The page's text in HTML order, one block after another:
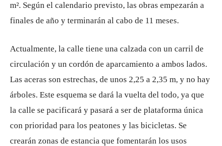
m². Según el calendario previsto, las obras empezarán a
finales de año y terminarán al cabo de 11 meses.
Actualmente, la calle tiene una calzada con un carril de
circulación y un cordón de aparcamiento a ambos lados.
Las aceras son estrechas, de unos 2,25 a 2,35 m, y no hay
árboles. Este esquema se dará la vuelta del todo, ya que
la calle se pacificará y pasará a ser de plataforma única
con prioridad para los peatones y las bicicletas. Se
crearán zonas de estancia que fomentarán los usos